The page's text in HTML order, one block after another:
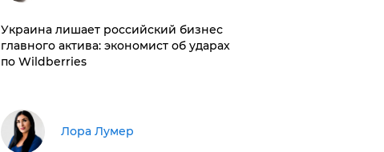
​Украина лишает российский бизнес
главного актива: экономист об ударах
по Wildberries
​Лора Лумер